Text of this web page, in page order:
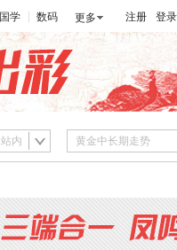
国学 数码 更多 注册 登录
站内